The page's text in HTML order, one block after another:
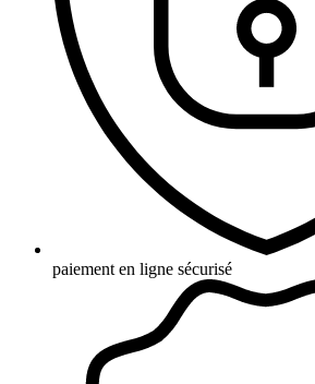
paiement en ligne sécurisé